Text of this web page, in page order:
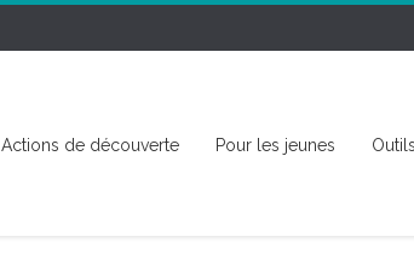
Actions de découverte Pour les jeunes